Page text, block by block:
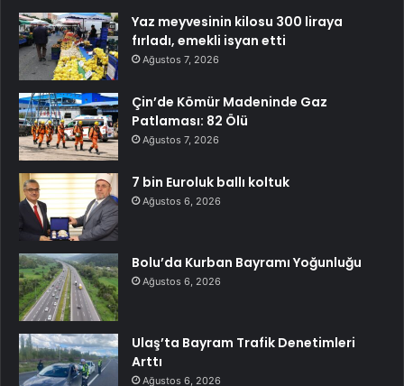
Yaz meyvesinin kilosu 300 liraya
fırladı, emekli isyan etti
Ağustos 7, 2026
Çin’de Kömür Madeninde Gaz
Patlaması: 82 Ölü
Ağustos 7, 2026
7 bin Euroluk ballı koltuk
Ağustos 6, 2026
Bolu’da Kurban Bayramı Yoğunluğu
Ağustos 6, 2026
Ulaş’ta Bayram Trafik Denetimleri
Arttı
Ağustos 6, 2026